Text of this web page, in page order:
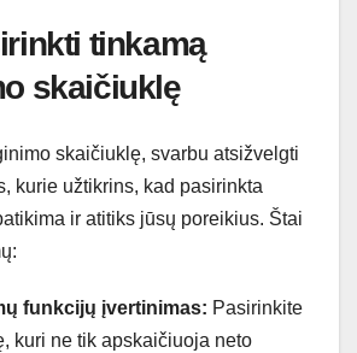
tinkamą
skaičiuklę
skaičiuklę, svarbu atsižvelgti
kurie užtikrins, kad pasirinkta
ir atitiks jūsų poreikius. Štai
funkcijų įvertinimas: Pasirinkite
kuri ne tik apskaičiuoja neto